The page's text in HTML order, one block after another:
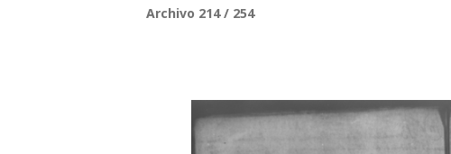
Archivo 214 / 254